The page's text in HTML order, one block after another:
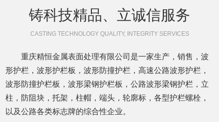
铸科技精品、立诚信服务
CASTING TECHNOLOGY QUALITY, INTEGRITY SERVICES
重庆精恒金属表面处理有限公司是一家生产，销售，波
形护栏，波形护栏板，波形防撞护栏，高速公路波形护栏，
波形防撞护栏板，波形梁钢护栏板，公路波形梁钢护栏，立
柱，防阻块，托架，柱帽，端头，轮廓标，各型护栏螺栓，
以及公路各类标志牌的综合性企业。